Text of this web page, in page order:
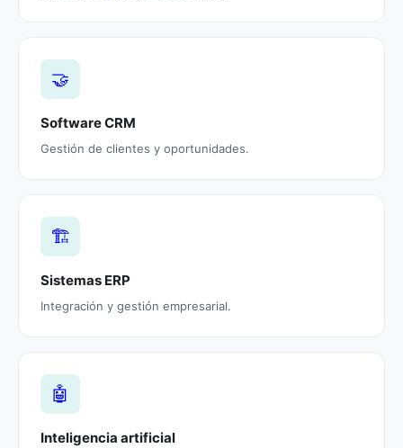
🤝
Software CRM
Gestión de clientes y oportunidades.
🏗️
Sistemas ERP
Integración y gestión empresarial.
🤖
Inteligencia artificial